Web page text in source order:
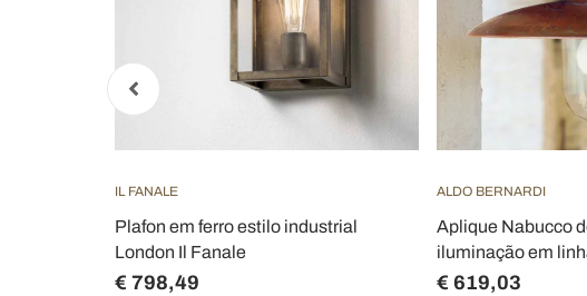
IL FANALE
Plafon em ferro estilo industrial
London Il Fanale
€ 798,49
ALDO BERNARDI
Aplique Nabucco
iluminação em
€ 619,03